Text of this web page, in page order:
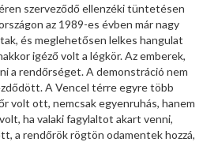
szerveződő ellenzéki tüntetésen
az 1989-es évben már nagy
és meglehetősen lelkes hangulat
igéző volt a légkör. Az emberek,
a rendőrséget. A demonstráció nem
A Vencel térre egyre több
volt ott, nemcsak egyenruhás, hanem
ha valaki fagylaltot akart venni,
a rendőrök rögtön odamentek hozzá,